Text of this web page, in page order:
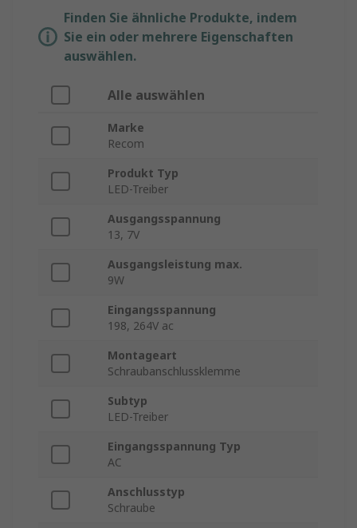
Finden Sie ähnliche Produkte, indem
Sie ein oder mehrere Eigenschaften
auswählen.
Alle auswählen
Marke
Recom
Produkt Typ
LED-Treiber
Ausgangsspannung
13, 7V
Ausgangsleistung max.
9W
Eingangsspannung
198, 264V ac
Montageart
Schraubanschlussklemme
Subtyp
LED-Treiber
Eingangsspannung Typ
AC
Anschlusstyp
Schraube